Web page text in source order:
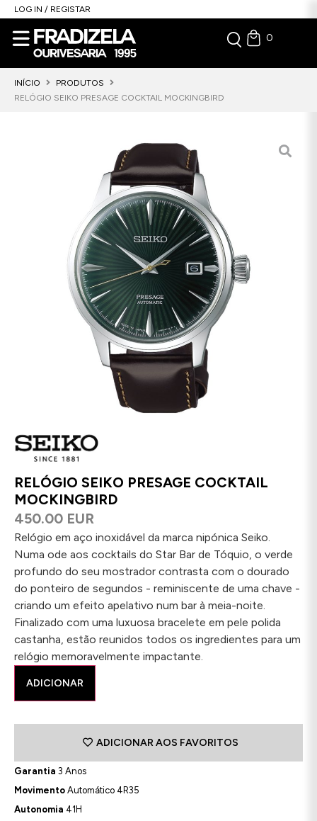
LOG IN / REGISTAR
0
INÍCIO
PRODUTOS
RELÓGIO SEIKO PRESAGE COCKTAIL MOCKINGBIRD
RELÓGIO SEIKO PRESAGE COCKTAIL
MOCKINGBIRD
450.00 EUR
Relógio em aço inoxidável da marca nipónica Seiko.
Numa ode aos cocktails do Star Bar de Tóquio, o verde
profundo do seu mostrador contrasta com o dourado
do ponteiro de segundos - reminiscente de uma chave -
criando um efeito apelativo num bar à meia-noite.
Finalizado com uma luxuosa bracelete em pele polida
castanha, estão reunidos todos os ingredientes para um
relógio memoravelmente impactante.
ADICIONAR
ADICIONAR AOS FAVORITOS
Garantia 3 Anos
Movimento Automático 4R35
Autonomia 41H